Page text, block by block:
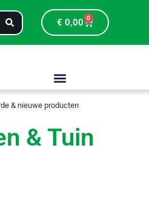
€ 0,00 0
& nieuwe producten
& Tuin